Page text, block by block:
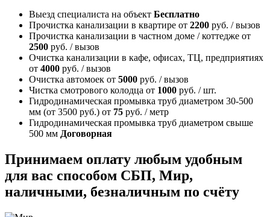
Выезд специалиста на объект Бесплатно
Прочистка канализации в квартире от 2200 руб. / вызов
Прочистка канализации в частном доме / коттедже от
2500 руб. / вызов
Очистка канализации в кафе, офисах, ТЦ, предприятиях
от 4000 руб. / вызов
Очистка автомоек от 5000 руб. / вызов
Чистка смотрового колодца от 1000 руб. / шт.
Гидродинамическая промывка труб диаметром 30-500
мм (от 3500 руб.) от 75 руб. / метр
Гидродинамическая промывка труб диаметром свыше
500 мм Договорная
Принимаем оплату любым удобным
для вас способом СБП, Мир,
наличными, безналичным по счёту